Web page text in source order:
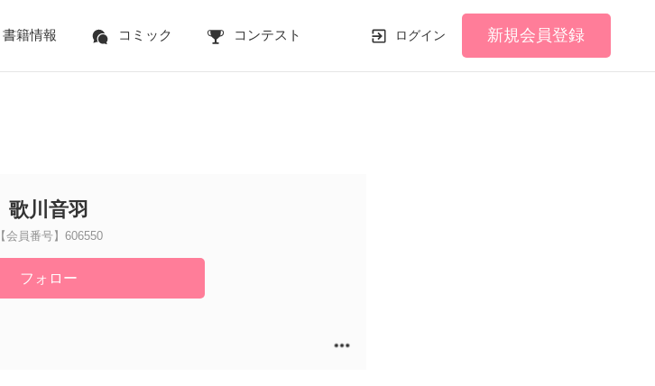
書籍情報 コミック コンテスト ログイン 新規会員登録
歌川音羽
【会員番号】606550
フォロー